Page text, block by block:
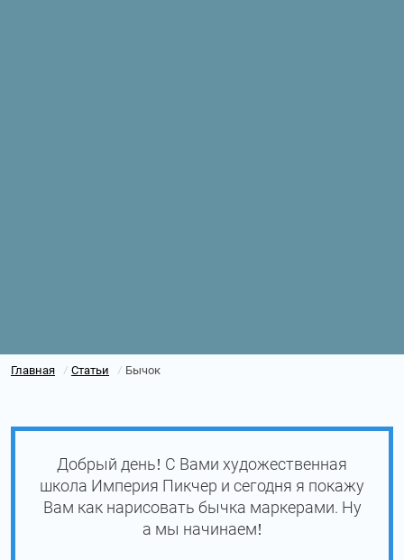
Главная / Статьи / Бычок
Добрый день! С Вами художественная
школа Империя Пикчер и сегодня я покажу
Вам как нарисовать бычка маркерами. Ну
а мы начинаем!